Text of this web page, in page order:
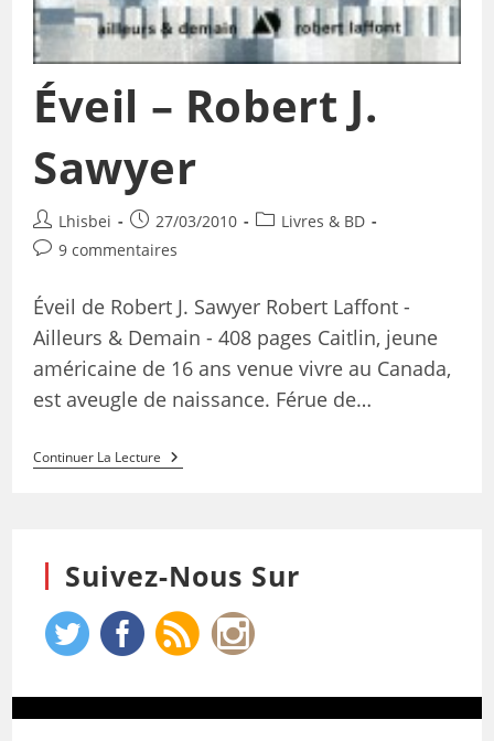
Éveil – Robert J.
Sawyer
Lhisbei 27/03/2010
Livres & BD
9 commentaires
Éveil de Robert J. Sawyer Robert Laffont -
Ailleurs & Demain - 408 pages Caitlin, jeune
américaine de 16 ans venue vivre au Canada,
est aveugle de naissance. Férue de…
Continuer La Lecture
Suivez-Nous Sur